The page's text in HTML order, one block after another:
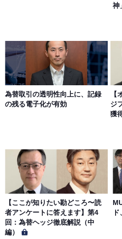
第６条（サービス内容の停止・
サイトのサービス内容を変更す
第７条（個人情報の取扱い）
当社は、会員の個人情報を別途
「プライバシーポリシー」に基
神
為替取引の透明性向上に、記録
の残る電子化が有効
【
ジ
獲
【ここが知りたい勘どころ〜読
者アンケートに答えます】第4
回：為替ヘッジ徹底解説（中
編）